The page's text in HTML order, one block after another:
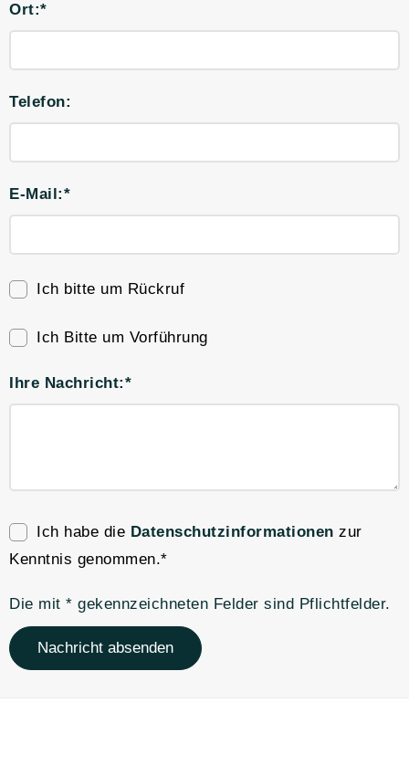
Ort:*
Telefon:
E-Mail:*
Ich bitte um Rückruf
Ich Bitte um Vorführung
Ihre Nachricht:*
Ich habe die Datenschutzinformationen zur
Kenntnis genommen.*
Die mit * gekennzeichneten Felder sind Pflichtfelder.
Nachricht absenden